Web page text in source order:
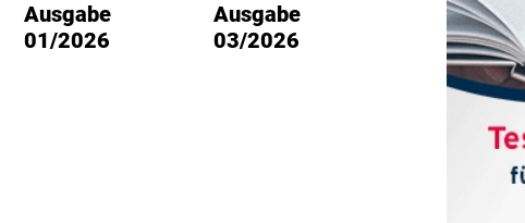
Ausgabe
01/2026
Ausgabe
03/2026
Ausgabe
02/2026